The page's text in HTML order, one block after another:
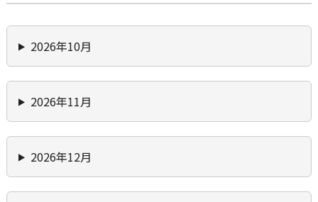
2026年10月
2026年11月
2026年12月